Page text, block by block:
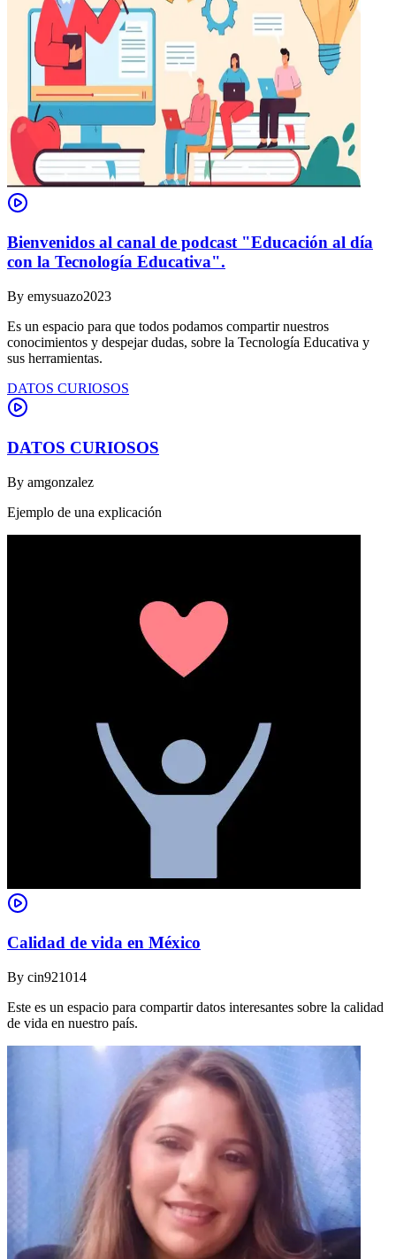
Bienvenidos al canal de podcast "Educación al día
con la Tecnología Educativa".
By emysuazo2023
Es un espacio para que todos podamos compartir nuestros
conocimientos y despejar dudas, sobre la Tecnología Educativa y
sus herramientas.
DATOS CURIOSOS
DATOS CURIOSOS
By amgonzalez
Ejemplo de una explicación
Calidad de vida en México
By cin921014
Este es un espacio para compartir datos interesantes sobre la calidad
de vida en nuestro país.